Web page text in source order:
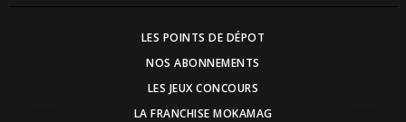
LES POINTS DE DÉPOT
NOS ABONNEMENTS
LES JEUX CONCOURS
LA FRANCHISE MOKAMAG